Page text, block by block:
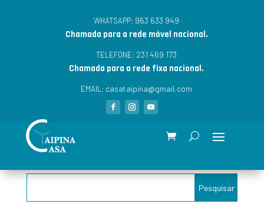
WHATSAPP: 963 633 949
Chamada para a rede móvel nacional.
TELEFONE: 231 469 173
Chamada para a rede fixa nacional.
EMAIL: casataipina@gmail.com